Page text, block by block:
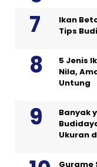
Ikan
Tips
5 Jenis
Nila,
Untung
Banyak
Ukuran
Gurame